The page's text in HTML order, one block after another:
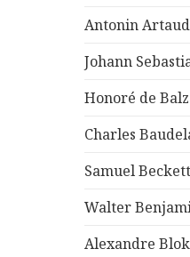
Antonin Artaud
Johann
Honoré de
Charles
Samuel Beckett
Walter
Alexandre Blok